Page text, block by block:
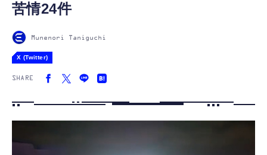
カルチャー
苦情24件
Munenori Taniguchi
X (Twitter)
SHARE